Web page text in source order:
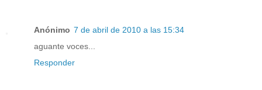
Anónimo 7 de abril de 2010 a las 15:34
aguante voces...
Responder